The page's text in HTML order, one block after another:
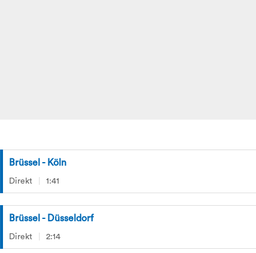
Brüssel - Köln
Direkt 1:41
Brüssel - Düsseldorf
Direkt 2:14